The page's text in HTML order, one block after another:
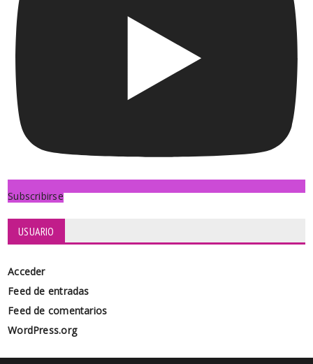
Subscribirse
USUARIO
Acceder
Feed de entradas
Feed de comentarios
WordPress.org